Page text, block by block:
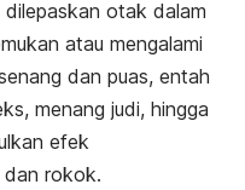
otak dalam
atau mengalami
dan puas, entah
menang judi, hingga
efek
rokok.